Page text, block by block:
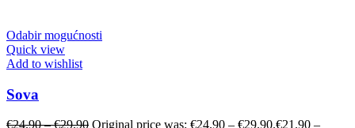
Odabir mogućnosti
Quick view
Add to wishlist
Sova
€24.90–€29.90 Original price was: €24.90 – €29.90.€21.90 –